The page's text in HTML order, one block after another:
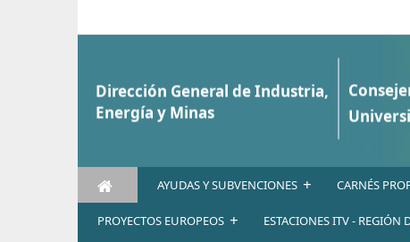
AYUDAS Y SUBVENCIONES + CARNÉS
PROYECTOS EUROPEOS + ESTACIONES ITV - REGIÓN